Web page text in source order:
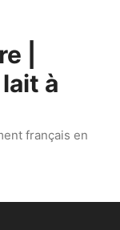
|
à
français en